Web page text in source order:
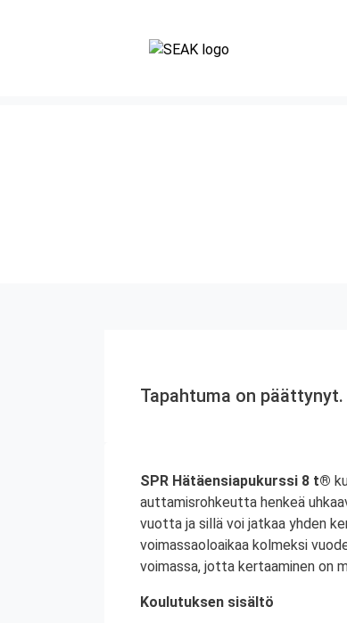
Tapahtuma on päättynyt.
SPR Hätäensiapukurssi 8 t®
auttamisrohkeutta henkeä
vuotta ja sillä voi jatkaa yhden
voimassaoloaikaa kolmeksi
voimassa, jotta kertaaminen on
Koulutuksen sisältö